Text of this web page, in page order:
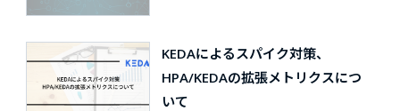
KEDAによるスパイク対策、
HPA/KEDAの拡張メトリクスにつ
いて